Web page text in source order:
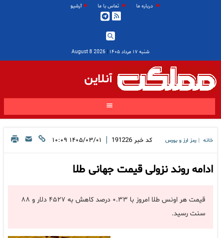
درباره ما تماس با ما آرشیو
شنبه ۱۷ مرداد ۱۴۰۵ |
2026 August 8
آنلاین
خانه رمز ارز و بورس کد خبر 191226
| ۱۴۰۵/۰۳/۰۱ ۱۰:۰۹
ادامه روند نزولی قیمت جهانی طلا
قیمت هر اونس طلا امروز با ۰.۳۳ درصد کاهش به ۴۵۲۷ دلار و ۸۸
سنت رسید.